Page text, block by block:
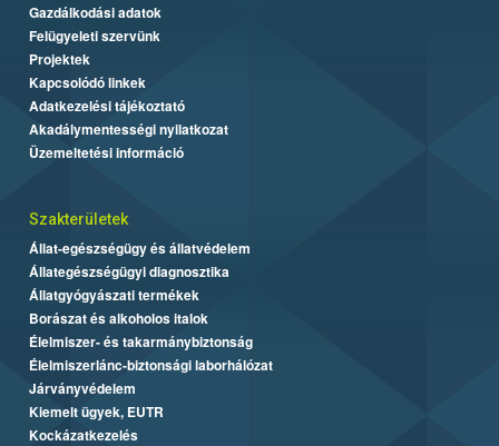
Gazdálkodási adatok
Felügyeleti szervünk
Projektek
Kapcsolódó linkek
Adatkezelési tájékoztató
Akadálymentességi nyilatkozat
Üzemeltetési információ
Szakterületek
Állat-egészségügy és állatvédelem
Állategészségügyi diagnosztika
Állatgyógyászati termékek
Borászat és alkoholos italok
Élelmiszer- és takarmánybiztonság
Élelmiszerlánc-biztonsági laborhálózat
Járványvédelem
Kiemelt ügyek, EUTR
Kockázatkezelés